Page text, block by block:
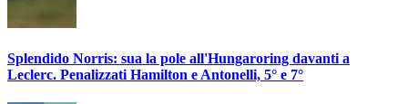
Splendido Norris: sua la pole all'Hungaroring davanti a
Leclerc. Penalizzati Hamilton e Antonelli, 5° e 7°